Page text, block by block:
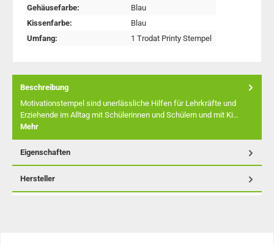
Gehäusefarbe:
Blau
Kissenfarbe:
Blau
Umfang:
1 Trodat Printy Stempel
Beschreibung
Motivationstempel sind unerlässliche Hilfen für Lehrkräfte und
Erziehende im Alltag mit Schülerinnen und Schülern und mit Ki…
Mehr
Eigenschaften
Hersteller